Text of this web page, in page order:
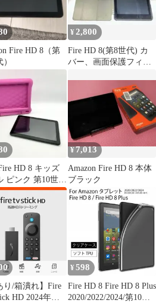
Fire HD 8（第
¥ 2,800
Fire HD 8(第8世代) カ
バー、画面保護フィル
HD 8 キッズ
ピンク 第10世
¥7,013
Amazon Fire HD 8 本体
ブラック
り/箱潰れ】Fire
HD 2024年発
¥ 598
Fire HD 8 Fire HD 8 Plus
2020/2022/2024/第10世